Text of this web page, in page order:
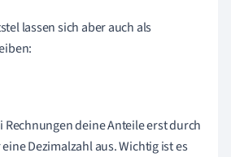
lassen sich aber auch als
deine Anteile erst durch
Dezimalzahl aus. Wichtig ist es